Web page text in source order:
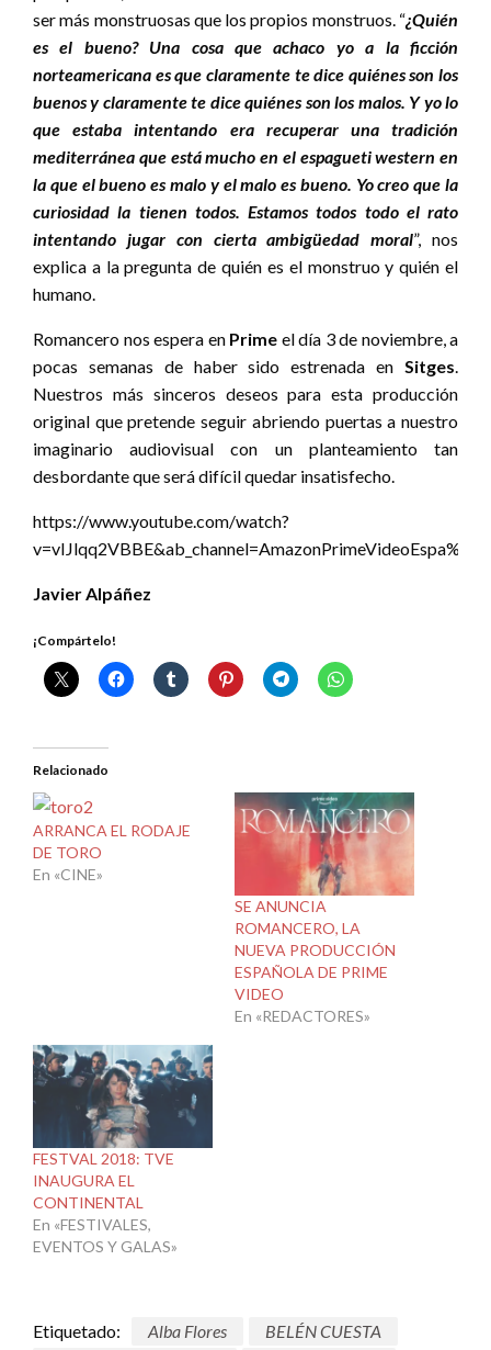
ser más monstruosas que los propios monstruos. “¿Quién
es el bueno? Una cosa que achaco yo a la ficción
norteamericana es que claramente te dice quiénes son los
buenos y claramente te dice quiénes son los malos. Y yo lo
que estaba intentando era recuperar una tradición
mediterránea que está mucho en el espagueti western en
la que el bueno es malo y el malo es bueno. Yo creo que la
curiosidad la tienen todos. Estamos todos todo el rato
intentando jugar con cierta ambigüedad moral”, nos
explica a la pregunta de quién es el monstruo y quién el
humano.
Romancero nos espera en Prime el día 3 de noviembre, a
pocas semanas de haber sido estrenada en Sitges.
Nuestros más sinceros deseos para esta producción
original que pretende seguir abriendo puertas a nuestro
imaginario audiovisual con un planteamiento tan
desbordante que será difícil quedar insatisfecho.
https://www.youtube.com/watch?
Javier Alpáñez
¡Compártelo!
Relacionado
ARRANCA EL RODAJE
DE TORO
En «CINE»
SE ANUNCIA
ROMANCERO, LA
NUEVA PRODUCCIÓN
ESPAÑOLA DE PRIME
VIDEO
En «REDACTORES»
FESTVAL 2018: TVE
INAUGURA EL
CONTINENTAL
En «FESTIVALES,
EVENTOS Y GALAS»
Etiquetado: Alba Flores BELÉN CUESTA